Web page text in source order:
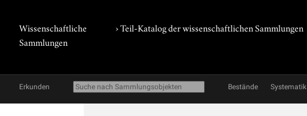
Wissenschaftliche
Sammlungen
› Teil-Katalog der wissenschaftlichen Sammlungen
Erkunden Bestände Systematik